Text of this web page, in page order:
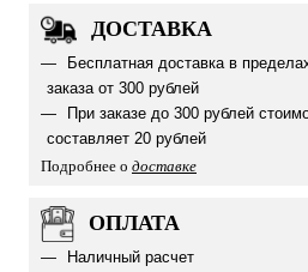
ДОСТАВКА
Бесплатная доставка в
заказа от 300 рублей
При заказе до 300 рублей
составляет 20 рублей
Подробнее о доставке
ОПЛАТА
Наличный расчет